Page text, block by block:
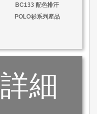
BC133 配色排汗
POLO衫系列產品
詳細